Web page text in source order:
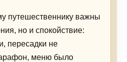
путешественнику важны
но и спокойствие:
пересадки не
меню было